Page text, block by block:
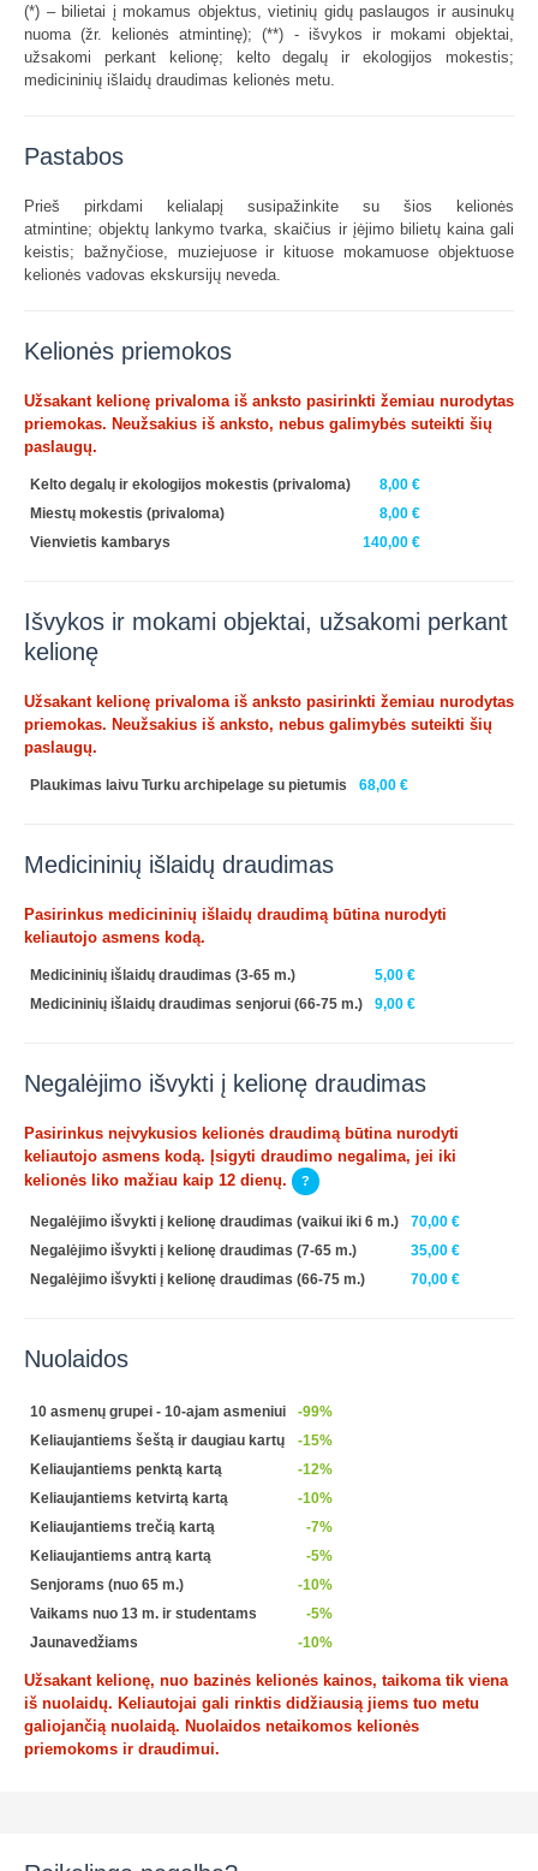
(*) – bilietai į mokamus objektus, vietinių gidų paslaugos ir ausinukų
nuoma (žr. kelionės atmintinę); (**) - išvykos ir mokami objektai,
užsakomi perkant kelionę; kelto degalų ir ekologijos mokestis;
medicininių išlaidų draudimas kelionės metu.
Pastabos
Prieš pirkdami kelialapį susipažinkite su šios kelionės
atmintine; objektų lankymo tvarka, skaičius ir įėjimo bilietų kaina gali
keistis; bažnyčiose, muziejuose ir kituose mokamuose objektuose
kelionės vadovas ekskursijų neveda.
Kelionės priemokos
Užsakant kelionę privaloma iš anksto pasirinkti žemiau nurodytas
priemokas. Neužsakius iš anksto, nebus galimybės suteikti šių
paslaugų.
Kelto degalų ir ekologijos mokestis (privaloma)
8,00 €
Miestų mokestis (privaloma)
8,00 €
Vienvietis kambarys
140,00 €
Išvykos ir mokami objektai, užsakomi perkant
kelionę
Užsakant kelionę privaloma iš anksto pasirinkti žemiau nurodytas
priemokas. Neužsakius iš anksto, nebus galimybės suteikti šių
paslaugų.
Plaukimas laivu Turku archipelage su pietumis 68,00 €
Medicininių išlaidų draudimas
Pasirinkus medicininių išlaidų draudimą būtina nurodyti
keliautojo asmens kodą.
Medicininių išlaidų draudimas (3-65 m.)
5,00 €
Medicininių išlaidų draudimas senjorui (66-75 m.)
9,00 €
Negalėjimo išvykti į kelionę draudimas
Pasirinkus neįvykusios kelionės draudimą būtina nurodyti
keliautojo asmens kodą. Įsigyti draudimo negalima, jei iki
kelionės liko mažiau kaip 12 dienų.
?
Negalėjimo išvykti į kelionę draudimas (vaikui iki 6 m.)
70,00 €
Negalėjimo išvykti į kelionę draudimas (7-65 m.)
35,00 €
Negalėjimo išvykti į kelionę draudimas (66-75 m.)
70,00 €
Nuolaidos
10 asmenų grupei - 10-ajam asmeniui
-99%
Keliaujantiems šeštą ir daugiau kartų
-15%
Keliaujantiems penktą kartą
-12%
Keliaujantiems ketvirtą kartą
-10%
Keliaujantiems trečią kartą
-7%
Keliaujantiems antrą kartą
-5%
Senjorams (nuo 65 m.)
-10%
Vaikams nuo 13 m. ir studentams
-5%
Jaunavedžiams
-10%
Užsakant kelionę, nuo bazinės kelionės kainos, taikoma tik viena
iš nuolaidų. Keliautojai gali rinktis didžiausią jiems tuo metu
galiojančią nuolaidą. Nuolaidos netaikomos kelionės
priemokoms ir draudimui.